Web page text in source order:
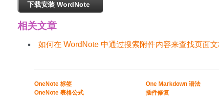
下载安装 WordNote
相关文章
如何在 WordNote 中通过搜索附件内容来查找页面
​​OneNote 标签
OneNote 表格公式​
One Markdown 语法
插件修复